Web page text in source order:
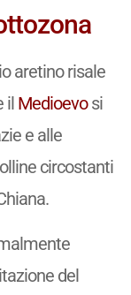
aretino risale
il Medioevosi
e alle
circostanti
del